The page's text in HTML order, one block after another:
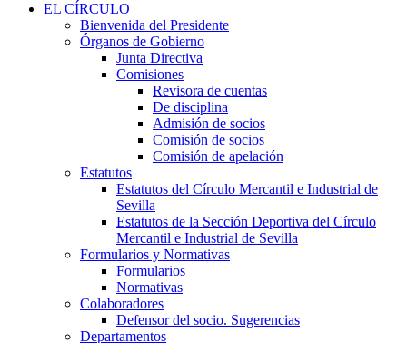
EL CÍRCULO
Bienvenida del Presidente
Órganos de Gobierno
Junta Directiva
Comisiones
Revisora de cuentas
De disciplina
Admisión de socios
Comisión de socios
Comisión de apelación
Estatutos
Estatutos del Círculo Mercantil e Industrial de
Sevilla
Estatutos de la Sección Deportiva del Círculo
Mercantil e Industrial de Sevilla
Formularios y Normativas
Formularios
Normativas
Colaboradores
Defensor del socio. Sugerencias
Departamentos